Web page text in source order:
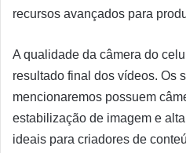
recursos avançados para
A qualidade da câmera do
resultado final dos vídeos. Os
mencionaremos possuem
estabilização de imagem e
ideais para criadores de